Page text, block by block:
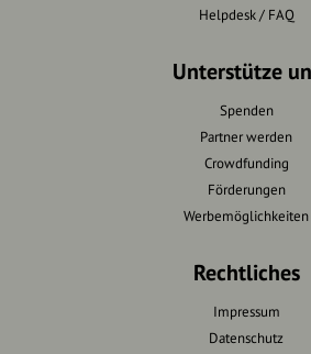
Helpdesk / FAQ
Unterstütze
Spenden
Partner werden
Crowdfunding
Förderungen
Werbemöglichkeiten
Rechtliches
Impressum
Datenschutz